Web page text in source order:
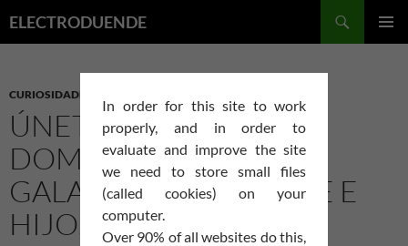
In order for this site to work
properly, and in order to
evaluate and improve the site
we need to store small files
(called cookies) on your
computer.
Over 90% of all websites do this,
ELECTRODUENDE
CURIOSIDADES
ÚNETE A MI Y JUNTOS
DOMINAREMOS LA
GALAXIA COMO PADRE E
HIJO…